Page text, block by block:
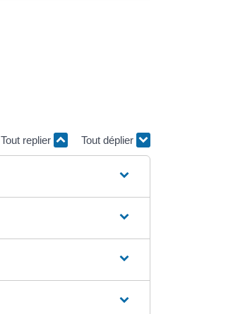
Tout replier Tout déplier